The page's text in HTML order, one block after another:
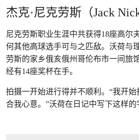
杰克·尼克劳斯（Jack
尼克劳斯职业生涯中共获得18座高尔
何其他高球选手可与之匹敌。沃荷与
劳斯的家乡俄亥俄州哥伦布市一间旅
经有14座奖杯在手。
拍摄一开始进行得并不顺利。“我开
合我心意。”沃荷在日记中写下这样的